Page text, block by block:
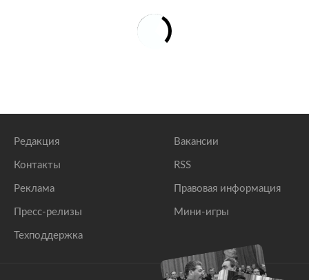
Редакция
Контакты
Реклама
Пресс-релизы
Техподдержка
Вакансии
RSS
Правовая информация
Мини-игры